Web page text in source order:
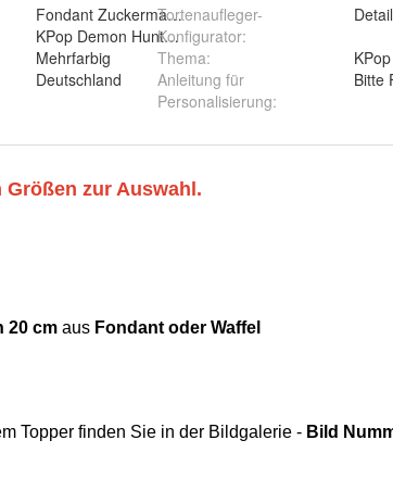
Fondant Zuckermasse Oblate Zuckerpapier
KPop Demon Hunters Saja Boys Musikband
Mehrfarbig
Deutschland
Tortenaufleger-
Konfigurator:
Thema:
Anleitung für
Personalisierung:
Bitte